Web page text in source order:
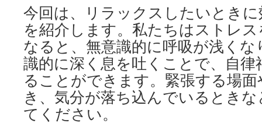
今回は、リラックスしたいとき
を紹介します。私たちはストレ
なると、無意識的に呼吸が浅く
識的に深く息を吐くことで、自
ることができます。緊張する場
き、気分が落ち込んでいるとき
てください。